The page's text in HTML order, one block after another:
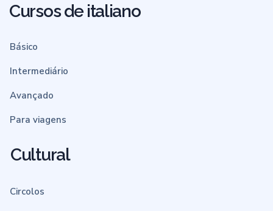
Cursos de italiano
Básico
Intermediário
Avançado
Para viagens
Cultural
Circolos